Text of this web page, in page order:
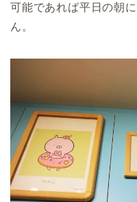
可能であれば平日の朝
ん。